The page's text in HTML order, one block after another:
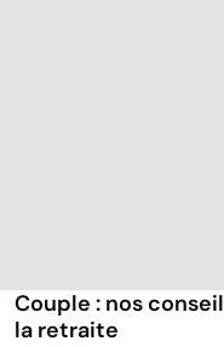
Couple : nos
la retraite